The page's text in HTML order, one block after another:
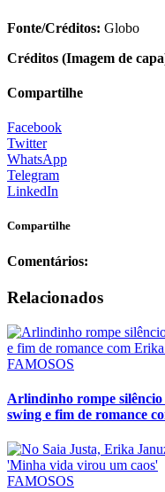
Fonte/Créditos: Globo
Créditos (Imagem de
Compartilhe
Facebook
Twitter
WhatsApp
Telegram
LinkedIn
Compartilhe
Comentários:
Relacionados
FAMOSOS
Arlindinho rompe silêncio
swing e fim de romance
FAMOSOS